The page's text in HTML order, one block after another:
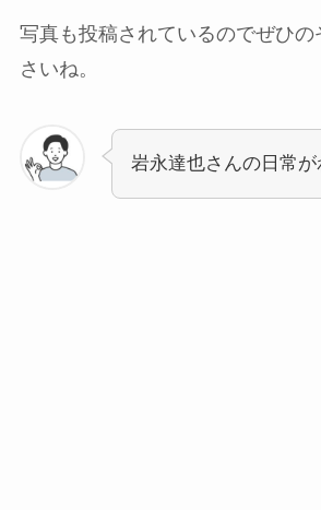
写真も投稿されているのでぜひ
さいね。
岩永達也さんの日常が